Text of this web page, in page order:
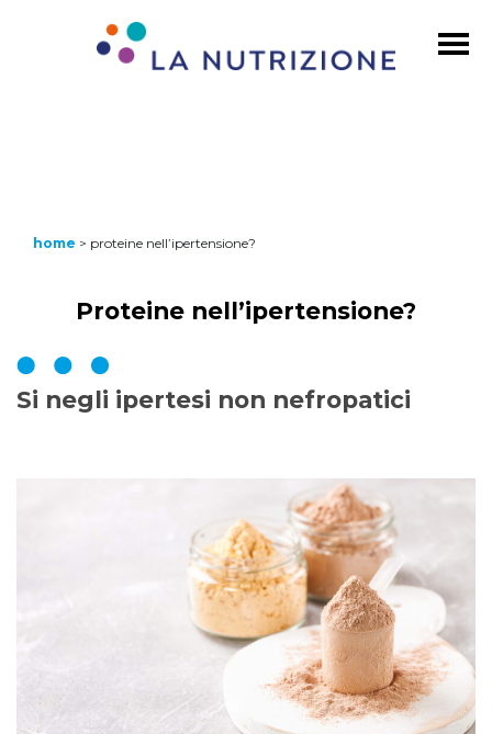
home > proteine nell’ipertensione?
Proteine nell’ipertensione?
Si negli ipertesi non nefropatici